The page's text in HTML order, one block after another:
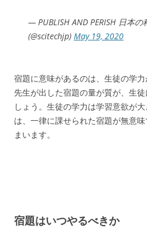
— PUBLISH AND PERISH 日本
(@scitechjp) May 19, 2020
宿題に意味があるのは、生徒の学力
先生が出した宿題の量が質が、生
しょう。生徒の学力は学習意欲が
は、一律に課せられた宿題が無意
まいます。
宿題はいつやるべきか